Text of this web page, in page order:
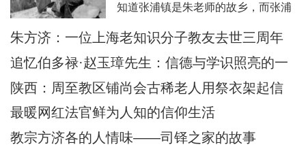
知道张浦镇是朱老师的故乡，而张浦
最早的老堂是其父母早年捐献的祖
也提供了一些史料。当时一点也没想
到日后还有机会探访张浦堂区。2025
年2月24—28日，应苏州教区徐宏根
主教的邀请，前去苏州教区主教公署
朱方济：一位上海老知识分子教友去世三周年
追忆伯多禄·赵玉璋先生：信德与学识照亮的一
生
陕西：周至教区铺尚会古稀老人用祭衣架起信
仰与文化传承之桥
最暖网红法官鲜为人知的信仰生活
教宗方济各的人情味——司铎之家的故事